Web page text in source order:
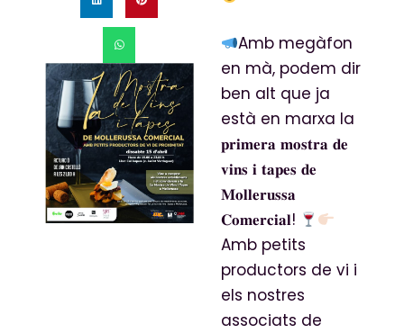
Amb megàfon
en mà, podem dir
ben alt que ja
està en marxa la
𝐩𝐫𝐢𝐦𝐞𝐫𝐚 𝐦𝐨𝐬𝐭𝐫𝐚 𝐝𝐞
𝐯𝐢𝐧𝐬 𝐢 𝐭𝐚𝐩𝐞𝐬 𝐝𝐞
𝐌𝐨𝐥𝐥𝐞𝐫𝐮𝐬𝐬𝐚
𝐂𝐨𝐦𝐞𝐫𝐜𝐢𝐚𝐥!
Amb petits
productors de vi i
els nostres
associats de